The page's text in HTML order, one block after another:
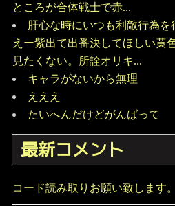
ところが合体戦士で赤...
肝心な時にいつも利敵行為
えー紫出て出番決してほしい黄
見たくない。所詮オリキ...
キャラがないから無理
えええ
たいへんだけどがんばって
最新コメント
コード読み取りお願い致します。